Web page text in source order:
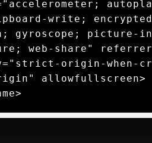
autopla
write; encrypted
gyroscope; picture-in
web-share" referrer
origin-when-cr
allowfullscreen>